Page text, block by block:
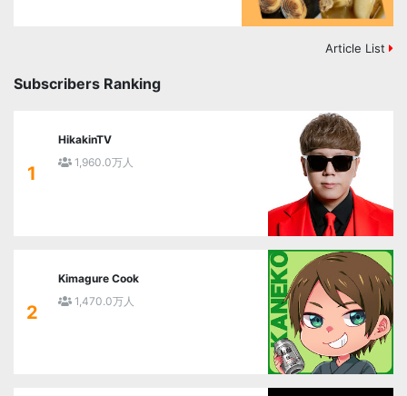
Article List
Subscribers Ranking
1
HikakinTV
1,960.0万人
2
Kimagure Cook
1,470.0万人